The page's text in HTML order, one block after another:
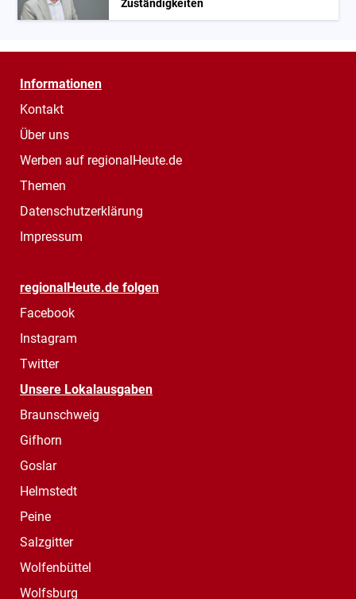
Zuständigkeiten
Informationen
Kontakt
Über uns
Werben auf regionalHeute.de
Themen
Datenschutzerklärung
Impressum
regionalHeute.de folgen
Facebook
Instagram
Twitter
Unsere Lokalausgaben
Braunschweig
Gifhorn
Goslar
Helmstedt
Peine
Salzgitter
Wolfenbüttel
Wolfsburg